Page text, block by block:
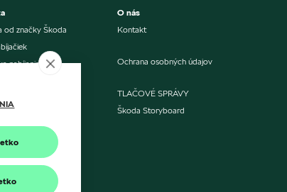
od značky Škoda
nabíjania
doma alebo v práci
O nás
Kontakt
Ochrana osobných údajov
TLAČOVÉ SPRÁVY
Škoda Storyboard